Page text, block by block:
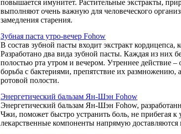
повышается имунитет. Растительные экстракты,
выполняют очень важную для человеческого
замедления старения.
Зубная паста утро-вечер Fohow
В состав зубной пасты входит экстракт кордицепса,
Разработано два вида зубной пасты. Каждая из них
полостью рта утром и вечером. Утреннее действие –
борьба с бактериями, препятствие их размножению,
ротовой полости.
Энергетический бальзам Ян-Шэн Fohow
Энергетический бальзам Ян-Шэн Fohow,
Чжи, поможет быстро устранить боль, не прибегая к
лекарственные компоненты напрямую